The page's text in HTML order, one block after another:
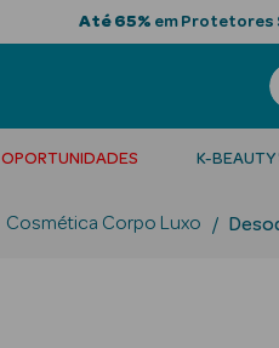
Até 65% em Protetores
OPORTUNIDADES K-BEAUTY
Cosmética Corpo Luxo